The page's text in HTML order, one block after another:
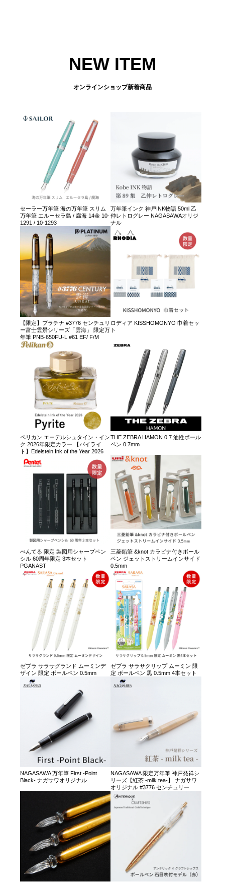
NEW ITEM
オンラインショップ新着商品
セーラー万年筆 海の万年筆 スリム
万年筆 エルーセラ島 / 腐海 14金 10-
1291 / 10-1293
万年筆インク 神戸INK物語 50ml 乙
仲レトログレー NAGASAWAオリジ
ナル
【限定】プラチナ #3776 センチュリ
ー富士雲景シリーズ「雲海」 限定万
年筆 PNB-650FU-L #61 EF/ F/M
ロディア KISSHOMONYO 巾着セッ
ト
ペリカン エーデルシュタイン・イン
ク 2026年限定カラー 【パイライ
ト】Edelstein Ink of the Year 2026
THE ZEBRA HAMON 0.7 油性ボール
ペン 0.7mm
ぺんてる 限定 製図用シャープペン
シル 60周年限定 3本セット
PGANAST
三菱鉛筆 &knot カラビナ付きボール
ペン ジェットストリームインサイド
0.5mm
ゼブラ サラサグランド ムーミンデ
ザイン 限定 ボールペン 0.5mm
ゼブラ サラサクリップ ムーミン 限
定 ボールペン 黒 0.5mm 4本セット
NAGASAWA 万年筆 First -Point
Black- ナガサワオリジナル
NAGASAWA 限定万年筆 神戸発祥シ
リーズ【紅茶 -milk tea-】 ナガサワ
オリジナル #3776 センチュリー